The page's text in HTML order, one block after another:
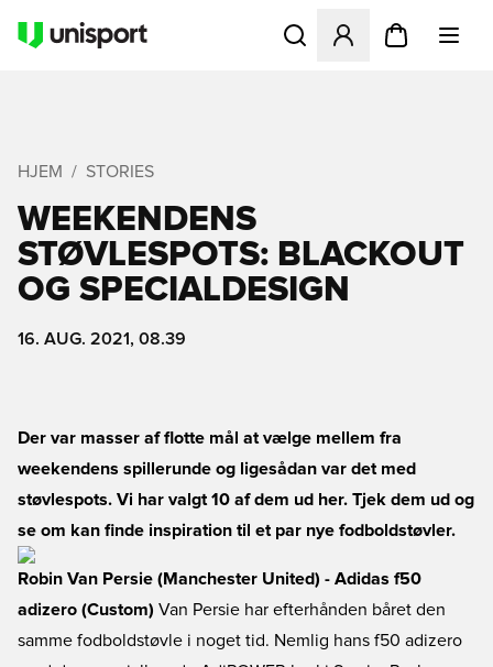
Åbner en Modal til at
HJEM STORIES
WEEKENDENS
STØVLESPOTS: BLACKOUT
OG SPECIALDESIGN
16. AUG. 2021, 08.39
Der var masser af flotte mål at vælge mellem fra
weekendens spillerunde og ligesådan var det med
støvlespots. Vi har valgt 10 af dem ud her. Tjek dem ud og
se om kan finde inspiration til et par nye fodboldstøvler.
Robin Van Persie (Manchester United) - Adidas f50
adizero (Custom) Van Persie har efterhånden båret den
samme fodboldstøvle i noget tid. Nemlig hans f50 adizero